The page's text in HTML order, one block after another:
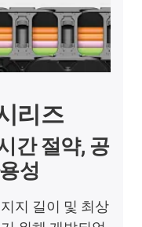
리즈
간 절약, 공
성
지 길이 및 최상